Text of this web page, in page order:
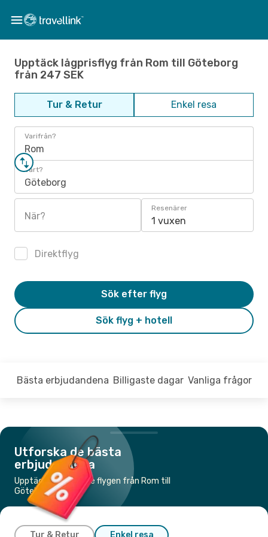
Upptäck lågprisflyg från Rom till Göteborg
från 247 SEK
Tur & Retur Enkel resa
Varifrån?
Rom
Vart?
Göteborg
När?
Resenärer
1 vuxen
Direktflyg
Sök flyg + hotell
Sök efter flyg
Bästa erbjudandena Billigaste dagar Vanliga frågor
Utforska de bästa
erbjudandena
Upptäck de billigaste flygen från Rom till
Göteborg
Tur & Retur Enkel resa